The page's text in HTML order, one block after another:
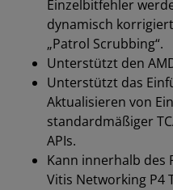
Einzelbitfehler
dynamisch
„Patrol Scrubbing“.
Unterstützt den
Unterstützt das
Aktualisieren von
standardmäßiger
APIs.
Kann innerhalb des
Vitis Networking P4